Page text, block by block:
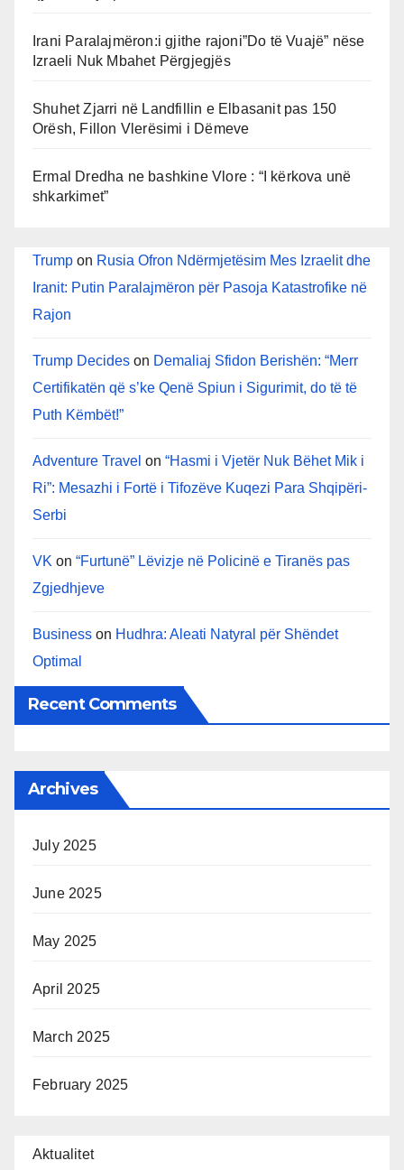
Irani Paralajmëron:i gjithe rajoni”Do të Vuajë” nëse
Izraeli Nuk Mbahet Përgjegjës
Shuhet Zjarri në Landfillin e Elbasanit pas 150
Orësh, Fillon Vlerësimi i Dëmeve
Ermal Dredha ne bashkine Vlore : “I kërkova unë
shkarkimet”
Trump on Rusia Ofron Ndërmjetësim Mes Izraelit dhe
Iranit: Putin Paralajmëron për Pasoja Katastrofike në
Rajon
Trump Decides on Demaliaj Sfidon Berishën: “Merr
Certifikatën që s’ke Qenë Spiun i Sigurimit, do të të
Puth Këmbët!”
Adventure Travel on “Hasmi i Vjetër Nuk Bëhet Mik i
Ri”: Mesazhi i Fortë i Tifozëve Kuqezi Para Shqipëri-
Serbi
VK on “Furtunë” Lëvizje në Policinë e Tiranës pas
Zgjedhjeve
Business on Hudhra: Aleati Natyral për Shëndet
Optimal
Recent Comments
Archives
July 2025
June 2025
May 2025
April 2025
March 2025
February 2025
Aktualitet